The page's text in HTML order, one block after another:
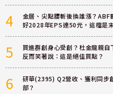
4
金居、尖點腰斬後換誰漲？
好2028年EPS達50元，這檔是
5
買進群創身心受創？杜金龍親
反而笑著說：這是絕佳買點？
6
研華(2395) Q2營收、獲利同步
部？